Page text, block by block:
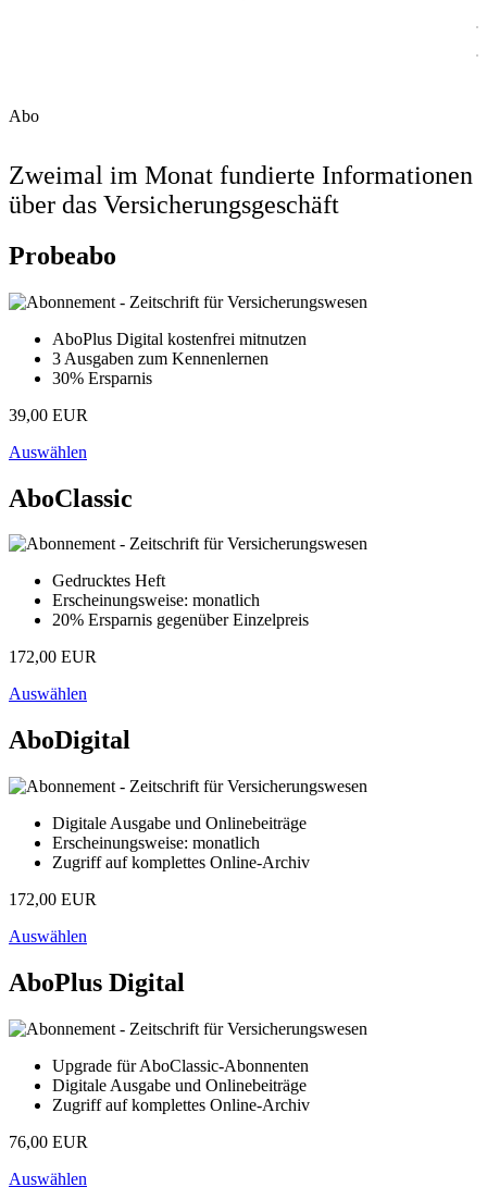
Abo
Zweimal im Monat fundierte Informationen
über das Versicherungsgeschäft
Probeabo
AboPlus Digital kostenfrei mitnutzen
3 Ausgaben zum Kennenlernen
30% Ersparnis
39,00 EUR
Auswählen
AboClassic
Gedrucktes Heft
Erscheinungsweise: monatlich
20% Ersparnis gegenüber Einzelpreis
172,00 EUR
Auswählen
AboDigital
Digitale Ausgabe und Onlinebeiträge
Erscheinungsweise: monatlich
Zugriff auf komplettes Online-Archiv
172,00 EUR
Auswählen
AboPlus Digital
Upgrade für AboClassic-Abonnenten
Digitale Ausgabe und Onlinebeiträge
Zugriff auf komplettes Online-Archiv
76,00 EUR
Auswählen